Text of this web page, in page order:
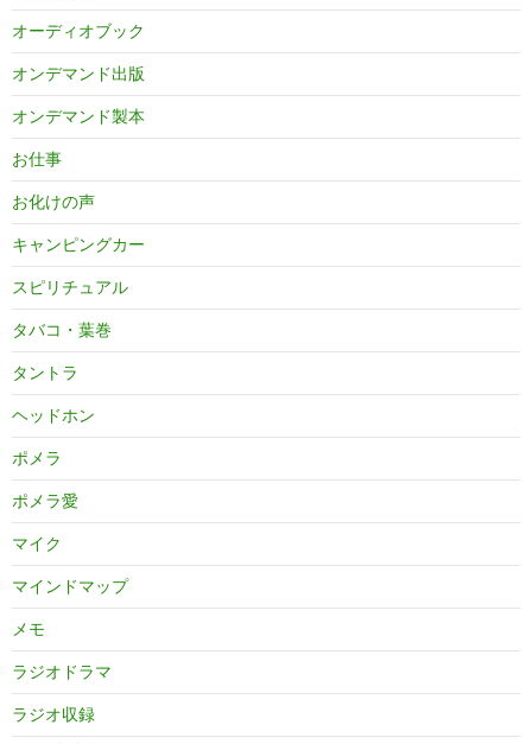
オーディオブック
オンデマンド出版
オンデマンド製本
お仕事
お化けの声
キャンピングカー
スピリチュアル
タバコ・葉巻
タントラ
ヘッドホン
ポメラ
ポメラ愛
マイク
マインドマップ
メモ
ラジオドラマ
ラジオ収録